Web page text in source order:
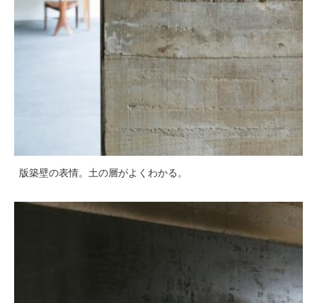
版築壁の表情。土の層がよくわかる。